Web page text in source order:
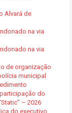
Alvará de
na via
na via
de organização
municipal
do
– 2026
do executivo